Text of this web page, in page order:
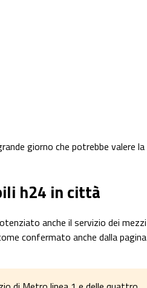
giorno che potrebbe valere la
h24 in città
anche il servizio dei mezzi
confermato anche dalla pagina